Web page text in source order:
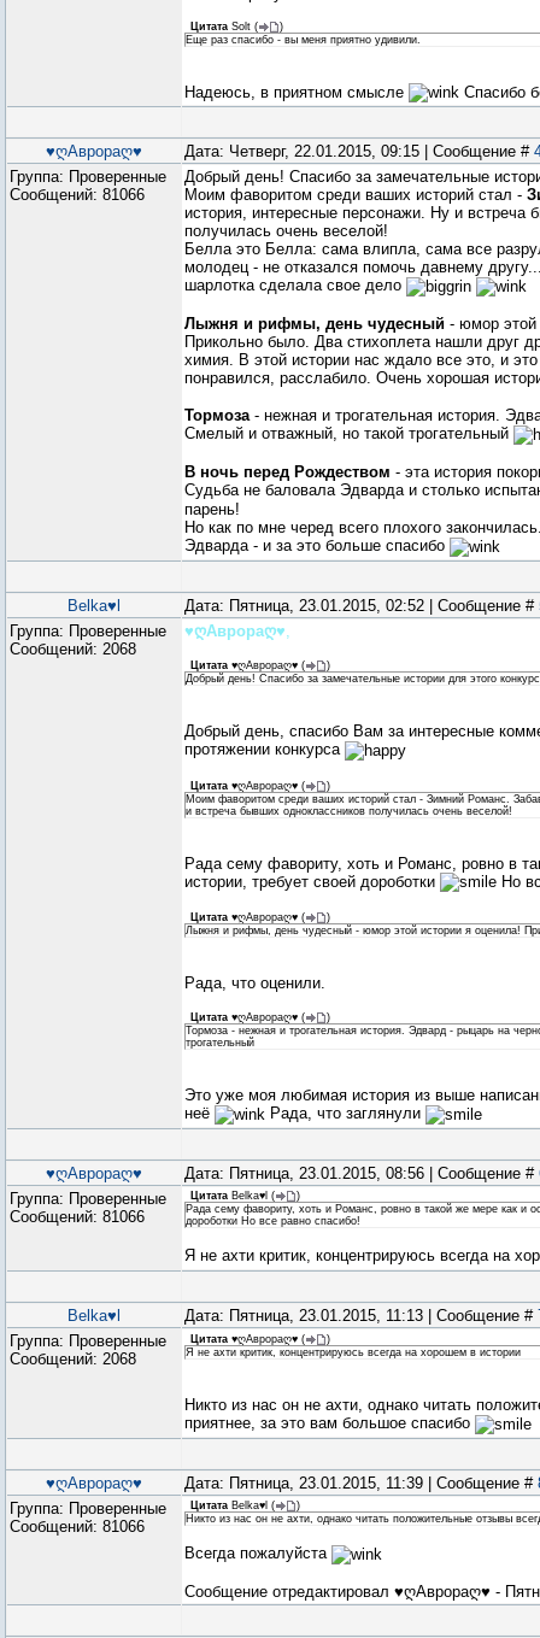
Цитата Solt (
)
Еще раз спасибо - вы меня приятно удивили.
Надеюсь, в приятном смысле Спасибо
♥ღАврораღ♥ Дата: Четверг, 22.01.2015, 09:15 | Сообщение #
Группа: Проверенные
Сообщений: 81066
Добрый день! Спасибо за замечательные
Моим фаворитом среди ваших историй стал -
история, интересные персонажи. Ну и встреча
получилась очень веселой!
Белла это Белла: сама влипла, сама все
молодец - не отказался помочь давнему
шарлотка сделала свое дело
Лыжня и рифмы, день чудесный - юмор этой
Прикольно было. Два стихоплета нашли друг
химия. В этой истории нас ждало все это, и
понравился, расслабило. Очень хорошая
Тормоза - нежная и трогательная история.
Смелый и отважный, но такой трогательный
В ночь перед Рождеством - эта история
Судьба не баловала Эдварда и столько
парень!
Но как по мне черед всего плохого
Эдварда - и за это больше спасибо
Belka♥l Дата: Пятница, 23.01.2015, 02:52 | Сообщение #
Группа: Проверенные
Сообщений: 2068
♥ღАврораღ♥,
Цитата ♥ღАврораღ♥ (
)
Добрый день! Спасибо за замечательные истории для этого
Добрый день, спасибо Вам за интересные
протяжении конкурса
Цитата ♥ღАврораღ♥ (
)
Моим фаворитом среди ваших историй стал - Зимний Романс.
и встреча бывших одноклассников получилась очень веселой!
Рада сему фавориту, хоть и Романс, ровно в
истории, требует своей дороботки
Но
Цитата ♥ღАврораღ♥ (
)
Лыжня и рифмы, день чудесный - юмор этой истории я оценила!
Рада, что оценили.
Цитата ♥ღАврораღ♥ (
)
Тормоза - нежная и трогательная история. Эдвард - рыцарь на
трогательный
Это уже моя любимая история из выше
неё
Рада, что заглянули
♥ღАврораღ♥ Дата: Пятница, 23.01.2015, 08:56 | Сообщение #
Группа: Проверенные
Сообщений: 81066
Цитата Belka♥l (
)
Рада сему фавориту, хоть и Романс, ровно в такой же мере как и
дороботки Но все равно спасибо!
Я не ахти критик, концентрируюсь всегда на
Belka♥l Дата: Пятница, 23.01.2015, 11:13 | Сообщение #
Группа: Проверенные
Сообщений: 2068
Цитата ♥ღАврораღ♥ (
)
Я не ахти критик, концентрируюсь всегда на хорошем в истории
Никто из нас он не ахти, однако читать
приятнее, за это вам большое спасибо
♥ღАврораღ♥ Дата: Пятница, 23.01.2015, 11:39 | Сообщение #
Группа: Проверенные
Сообщений: 81066
Цитата Belka♥l (
)
Никто из нас он не ахти, однако читать положительные отзывы
Всегда пожалуйста
Сообщение отредактировал ♥ღАврораღ♥ -